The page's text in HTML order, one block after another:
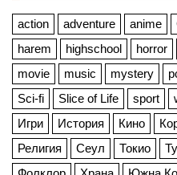
action adventure anime
harem
highschool horror
movie
music mystery
Sci-fi
Slice of Life sport
Игри
История Кино
Религия
Сеул Токио